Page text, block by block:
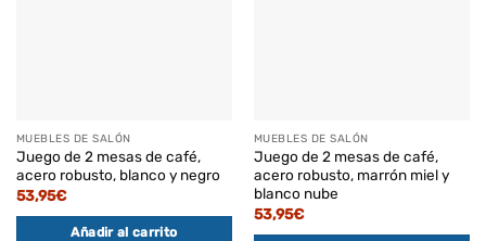
MUEBLES DE SALÓN
Juego de 2 mesas de café,
acero robusto, blanco y negro
53,95€
Añadir al carrito
MUEBLES DE SALÓN
Juego de 2 mesas de café,
acero robusto, marrón miel y
blanco nube
53,95€